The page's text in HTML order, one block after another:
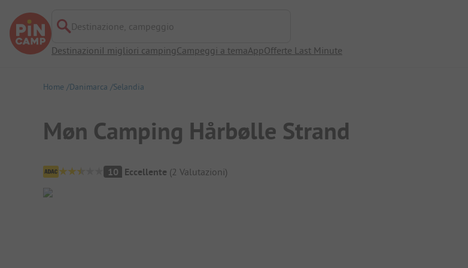
Destinazione, campeggio
DestinazioniI migliori campingCampeggi a temaAppOfferte Last Minute
Home Danimarca Selandia
Møn Camping Hårbølle Strand
Panoramica del campeggio
10 Eccellente (2 Valutazioni)